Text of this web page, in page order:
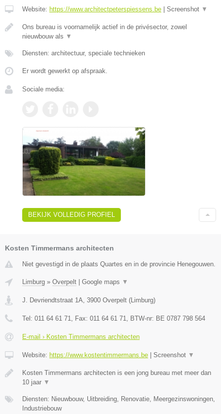
Website: https://www.architectpeterspiessens.be | Screenshot ▼
Ons bureau is voornamelijk actief in de privésector, zowel
nieuwbouw als ▼
Diensten: architectuur, speciale technieken
Er wordt gewerkt op afspraak.
Sociale media:
BEKIJK VOLLEDIG PROFIEL
Kosten Timmermans architecten
Niet gevestigd in de plaats Quartes en in de provincie Henegouwen.
Limburg » Overpelt Google maps ▼
J. Devriendtstraat 1A, 3900 Overpelt (Limburg)
Tel: 011 64 61 71, Fax: 011 64 61 71, BTW-nr: BE 0787 798 564
E-mail › Kosten Timmermans architecten
Website: https://www.kostentimmermans.be Screenshot ▼
Kosten Timmermans architecten is een jong bureau met meer dan
10 jaar ▼
Diensten: Nieuwbouw, Uitbreiding, Renovatie, Meergezinswoningen,
Industriebouw